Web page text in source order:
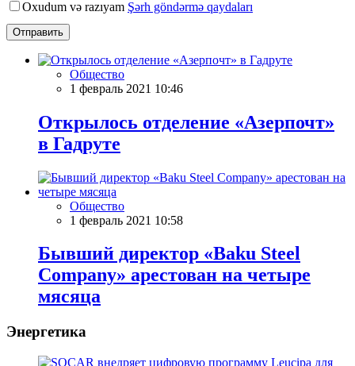
Oxudum və razıyam Şərh göndərmə qaydaları
Отправить
Общество
1 февраль 2021 10:46
Открылось отделение «Азерпочт»
в Гадруте
Общество
1 февраль 2021 10:58
Бывший директор «Baku Steel
Company» арестован на четыре
мясяца
Энергетика